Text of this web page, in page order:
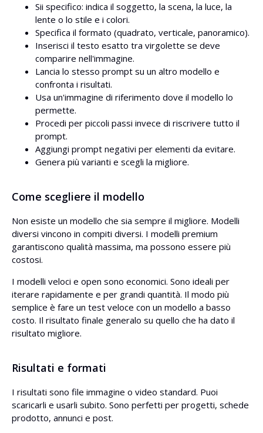
Sii specifico: indica il soggetto, la scena, la luce, la
lente o lo stile e i colori.
Specifica il formato (quadrato, verticale, panoramico).
Inserisci il testo esatto tra virgolette se deve
comparire nell'immagine.
Lancia lo stesso prompt su un altro modello e
confronta i risultati.
Usa un'immagine di riferimento dove il modello lo
permette.
Procedi per piccoli passi invece di riscrivere tutto il
prompt.
Aggiungi prompt negativi per elementi da evitare.
Genera più varianti e scegli la migliore.
Come scegliere il modello
Non esiste un modello che sia sempre il migliore. Modelli
diversi vincono in compiti diversi. I modelli premium
garantiscono qualità massima, ma possono essere più
costosi.
I modelli veloci e open sono economici. Sono ideali per
iterare rapidamente e per grandi quantità. Il modo più
semplice è fare un test veloce con un modello a basso
costo. Il risultato finale generalo su quello che ha dato il
risultato migliore.
Risultati e formati
I risultati sono file immagine o video standard. Puoi
scaricarli e usarli subito. Sono perfetti per progetti, schede
prodotto, annunci e post.